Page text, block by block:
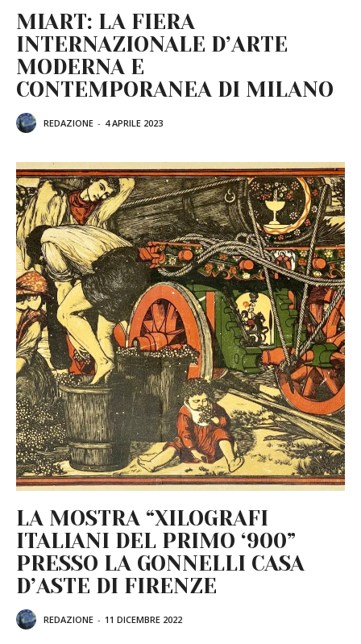
MIART: LA FIERA
INTERNAZIONALE D’ARTE
MODERNA E
CONTEMPORANEA DI MILANO
REDAZIONE - 4 APRILE 2023
LA MOSTRA “XILOGRAFI
ITALIANI DEL PRIMO ‘900”
PRESSO LA GONNELLI CASA
D’ASTE DI FIRENZE
REDAZIONE - 11 DICEMBRE 2022